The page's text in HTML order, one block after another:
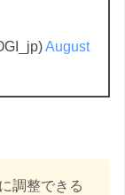
August
調整できる